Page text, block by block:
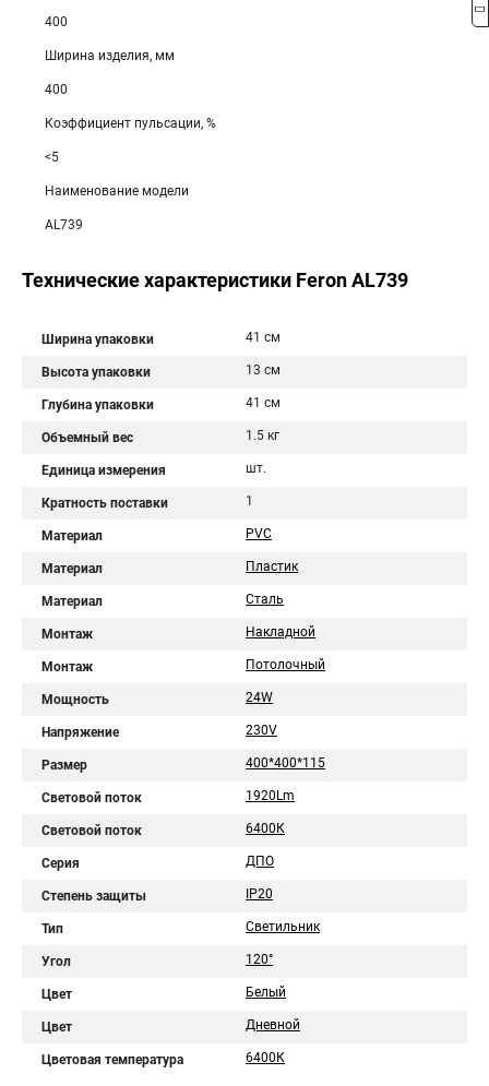
400
Ширина изделия, мм
400
Коэффициент пульсации, %
<5
Наименование модели
AL739
Технические характеристики Feron AL739
Ширина упаковки 41 см
Высота упаковки 13 см
Глубина упаковки 41 см
Объемный вес 1.5 кг
Единица измерения шт.
Кратность поставки 1
Материал PVC
Материал Пластик
Материал Сталь
Монтаж Накладной
Монтаж Потолочный
Мощность 24W
Напряжение 230V
Размер 400*400*115
Световой поток 1920Lm
Световой поток 6400К
Серия ДПО
Степень защиты IP20
Тип Светильник
Угол 120°
Цвет Белый
Цвет Дневной
Цветовая температура 6400К